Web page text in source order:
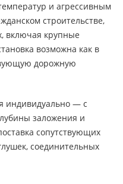
и агрессивным
строительстве,
включая крупные
возможна как в
дорожную
индивидуально — с
заложения и
сопутствующих
соединительных